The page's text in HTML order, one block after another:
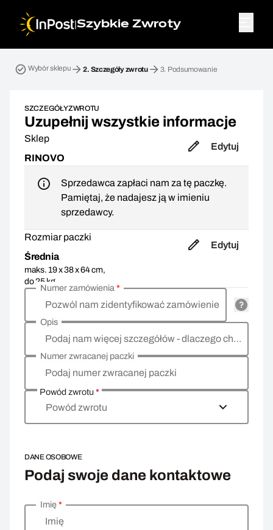
|Szybkie Zwroty
Wybór sklepu 2. Szczegóły zwrotu 3. Podsumowanie
SZCZEGÓŁY ZWROTU
Uzupełnij wszystkie informacje
Sklep
RINOVO
Edytuj
Sprzedawca zapłaci nam za tę paczkę.
Pamiętaj, że nadajesz ją w imieniu
sprzedawcy.
Rozmiar paczki
Średnia
maks. 19 x 38 x 64 cm,
do 25 kg
Edytuj
Pozwól nam zidentyfikować zamówienie
Numer zamówienia*
Podaj nam więcej szczegółów - dlaczego chcesz zwrócić towar, co jest powodem?
Opis
Podaj numer zwracanej paczki
Numer zwracanej paczki
Powód zwrotu*
Powód zwrotu
DANE OSOBOWE
Podaj swoje dane kontaktowe
Wprowadź swoje dane osobowe
Imię
Imię*